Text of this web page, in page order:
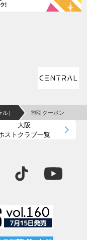
） 割引クーポン
大阪
ストクラブ一覧